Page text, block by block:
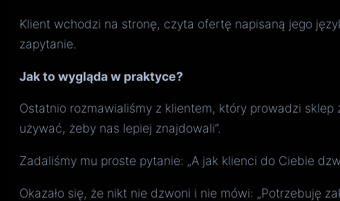
Klient wchodzi na stronę, czyta ofertę napisaną jego
zapytanie.
Jak to wygląda w praktyce?
Ostatnio rozmawialiśmy z klientem, który prowadzi sklep
używać, żeby nas lepiej znajdowali”.
Zadaliśmy mu proste pytanie: „A jak klienci do Ciebie
Okazało się, że nikt nie dzwoni i nie mówi: „Potrzebuję